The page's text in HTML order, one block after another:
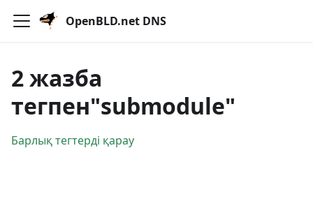
OpenBLD.net DNS
2 жазба
тегпен"submodule"
Барлық тегтерді қарау